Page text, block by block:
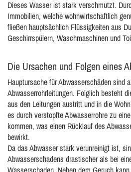
Dieses Wasser ist stark verschmutzt.
Immobilien, welche wohnwirtschaftlich
fließen hauptsächlich Flüssigkeiten aus
Geschirrspülern, Waschmaschinen und
Die Ursachen und Folgen eines
Hauptursache für Abwasserschäden sind
Abwasserrohrleitungen. Folglich besteht
aus den Leitungen austritt und in die
es durch verstopfte Abwasserrohre zu
kommen, was einen Rücklauf des
bewirkt.
Da das Abwasser stark verunreinigt ist,
Abwasserschadens drastischer als bei
Wasserschaden. Neben dem Geruch